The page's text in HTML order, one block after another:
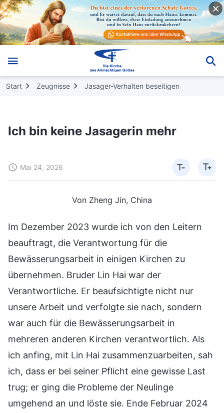
Start Zeugnisse Jasager-Verhalten beseitigen
Ich bin keine Jasagerin mehr
Mai 24, 2026
Von Zheng Jin, China
Im Dezember 2023 wurde ich von den Leitern
beauftragt, die Verantwortung für die
Bewässerungsarbeit in einigen Kirchen zu
übernehmen. Bruder Lin Hai war der
Verantwortliche. Er beaufsichtigte nicht nur
unsere Arbeit und verfolgte sie nach, sondern
war auch für die Bewässerungsarbeit in
mehreren anderen Kirchen verantwortlich. Als
ich anfing, mit Lin Hai zusammenzuarbeiten, sah
ich, dass er bei seiner Pflicht eine gewisse Last
trug; er ging die Probleme der Neulinge
umgehend an und löste sie. Ende Februar 2024